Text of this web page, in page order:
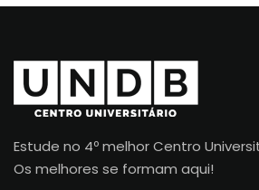
Estude no 4º melhor Centro
Os melhores se formam aqui!